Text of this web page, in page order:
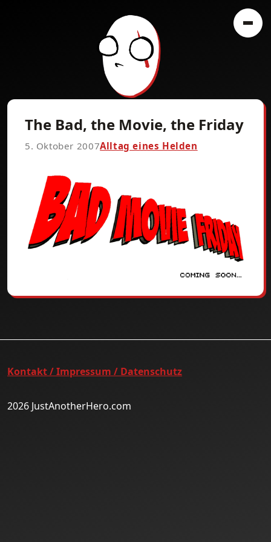
The Bad, the Movie, the Friday
5. Oktober 2007Alltag eines Helden
Kontakt / Impressum / Datenschutz
2026 JustAnotherHero.com